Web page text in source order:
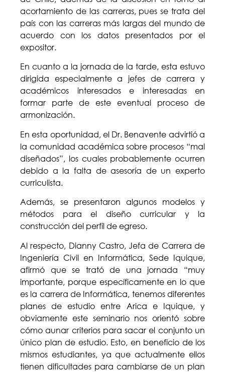
acortamiento de las carreras, pues se trata del
país con las carreras más largas del mundo de
acuerdo con los datos presentados por el
expositor.
En cuanto a la jornada de la tarde, esta estuvo
dirigida especialmente a jefes de carrera y
académicos interesados e interesadas en
formar parte de este eventual proceso de
armonización.
En esta oportunidad, el Dr. Benavente advirtió a
la comunidad académica sobre procesos “mal
diseñados”, los cuales probablemente ocurren
debido a la falta de asesoría de un experto
curriculista.
Además, se presentaron algunos modelos y
métodos para el diseño curricular y la
construcción del perfil de egreso.
Al respecto, Dianny Castro, Jefa de Carrera de
Ingeniería Civil en Informática, Sede Iquique,
afirmó que se trató de una jornada “muy
importante, porque específicamente en lo que
es la carrera de Informática, tenemos diferentes
planes de estudio entre Arica e Iquique, y
obviamente este seminario nos orientó sobre
cómo aunar criterios para sacar el conjunto un
único plan de estudio. Esto, en beneficio de los
mismos estudiantes, ya que actualmente ellos
tienen dificultades para cambiarse de un plan